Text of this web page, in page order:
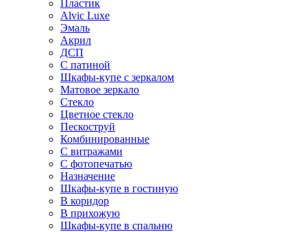
Пластик
Alvic Luxe
Эмаль
Акрил
ДСП
С патиной
Шкафы-купе с зеркалом
Матовое зеркало
Стекло
Цветное стекло
Пескоструй
Комбинированные
С витражами
С фотопечатью
Назначение
Шкафы-купе в гостиную
В коридор
В прихожую
Шкафы-купе в спальню